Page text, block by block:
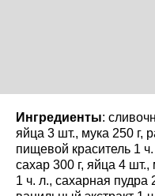
Ингредиенты:
яйца 3 шт., мука 250 г,
пищевой краситель 1
сахар 300 г, яйца 4 шт.,
1 ч. л., сахарная пудра